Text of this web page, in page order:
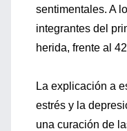
sentimentales. A
integrantes del
herida, frente al
La explicación a
estrés y la
una curación de